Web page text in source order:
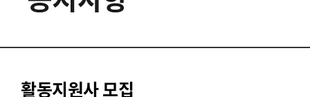
활동지원사 모집